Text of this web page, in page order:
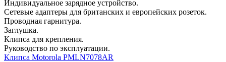
Индивидуальное зарядное устройство.
Сетевые адаптеры для британских и европейских розеток.
Проводная гарнитура.
Заглушка.
Клипса для крепления.
Руководство по эксплуатации.
Клипса Motorola PMLN7078AR